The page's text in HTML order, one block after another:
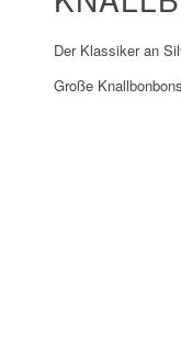
Der Klassiker an
Große